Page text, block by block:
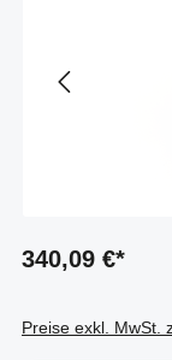
340,09 €*
Preise exkl. MwSt.